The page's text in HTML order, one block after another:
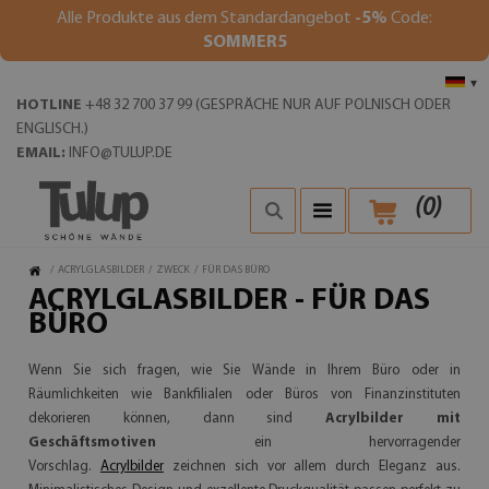
Alle Produkte aus dem Standardangebot -5% Code:
SOMMER5
▾
HOTLINE +48 32 700 37 99 (GESPRÄCHE NUR AUF POLNISCH ODER
ENGLISCH.)
EMAIL: INFO@TULUP.DE
(0)
/ ACRYLGLASBILDER / ZWECK / FÜR DAS BÜRO
ACRYLGLASBILDER - FÜR DAS
BÜRO
Wenn Sie sich fragen, wie Sie Wände in Ihrem Büro oder in
Räumlichkeiten wie Bankfilialen oder Büros von Finanzinstituten
dekorieren können, dann sind
Acrylbilder mit
Geschäftsmotiven ein hervorragender
Vorschlag. Acrylbilderzeichnen sich vor allem durch Eleganz aus.